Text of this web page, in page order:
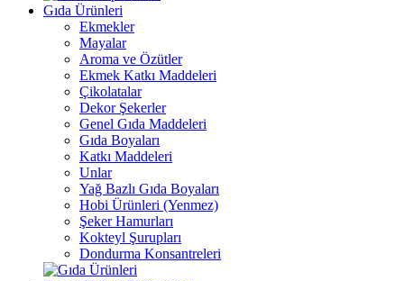
Gıda Ürünleri
Ekmekler
Mayalar
Aroma ve Özütler
Ekmek Katkı Maddeleri
Çikolatalar
Dekor Şekerler
Genel Gıda Maddeleri
Gıda Boyaları
Katkı Maddeleri
Unlar
Yağ Bazlı Gıda Boyaları
Hobi Ürünleri (Yenmez)
Şeker Hamurları
Kokteyl Şurupları
Dondurma Konsantreleri